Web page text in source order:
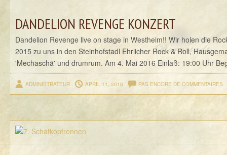
DANDELION REVENGE KONZERT
Dandelion Revenge live on stage in Westheim!! Wir holen die
2015 zu uns in den Steinhofstadl Ehrlicher Rock & Roll,
'Mechaschä' und drumrum. Am 4. Mai 2016 Einlaß: 19:00 Uhr
ADMINISTRATEUR APRIL 11, 2016 PAS ENCORE DE COMMENTAIRES